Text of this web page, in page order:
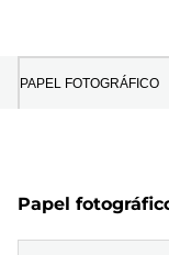
PAPEL FOTOGRÁFICO
Papel